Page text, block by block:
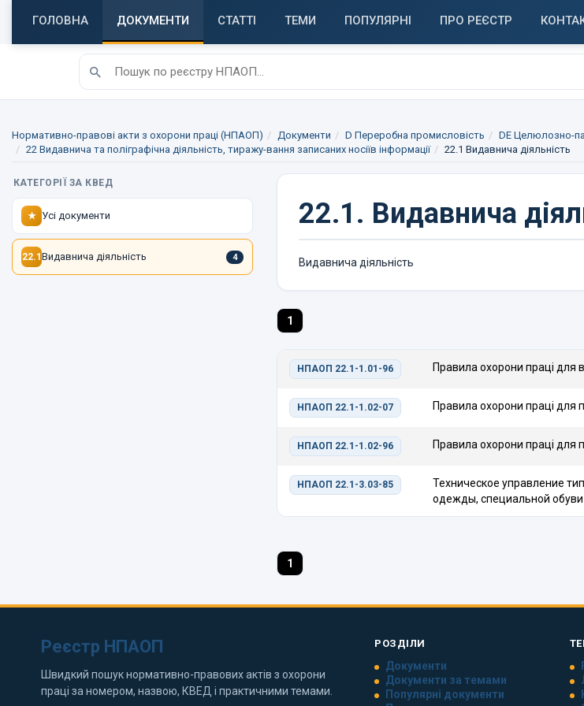
ГОЛОВНА ДОКУМЕНТИ СТАТТІ ТЕМИ ПОПУЛЯРНІ ПРО РЕЄСТР
Нормативно-правові акти з охорони праці (НПАОП) Документи D Переробна промисловість
DE Целюлозно-
22 Видавнича та поліграфічна діяльність, тиражу-вання записаних носіїв інформації
22.1 Видавнича діяльність
КАТЕГОРІЇ ЗА КВЕД
★ Усі документи
22.1Видавнича діяльність 4
22.1. Видавнича
Видавнича діяльність
1
НПАОП 22.1-1.01-96 Правила охорони праці для
НПАОП 22.1-1.02-07 Правила охорони праці для
НПАОП 22.1-1.02-96 Правила охорони праці для
НПАОП 22.1-3.03-85
Техническое управление
одежды, специальной
1
Реєстр НПАОП
Швидкий пошук нормативно-правових актів з охорони
праці за номером, назвою, КВЕД і практичними темами.
РОЗДІЛИ
Документи
Документи за темами
Популярні документи